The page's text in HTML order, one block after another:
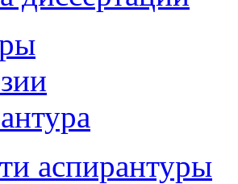
аспирантуры